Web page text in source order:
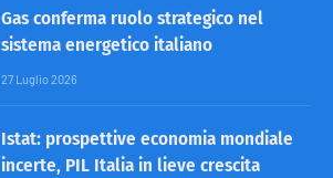
Gas conferma ruolo strategico nel
sistema energetico italiano
27 Luglio 2026
Istat: prospettive economia mondiale
incerte, PIL Italia in lieve crescita